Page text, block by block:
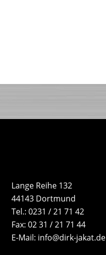
Lange Reihe 132
44143 Dortmund
Tel.: 0231 / 21 71 42
Fax: 02 31 / 21 71 44
E-Mail: info@dirk-jakat.de